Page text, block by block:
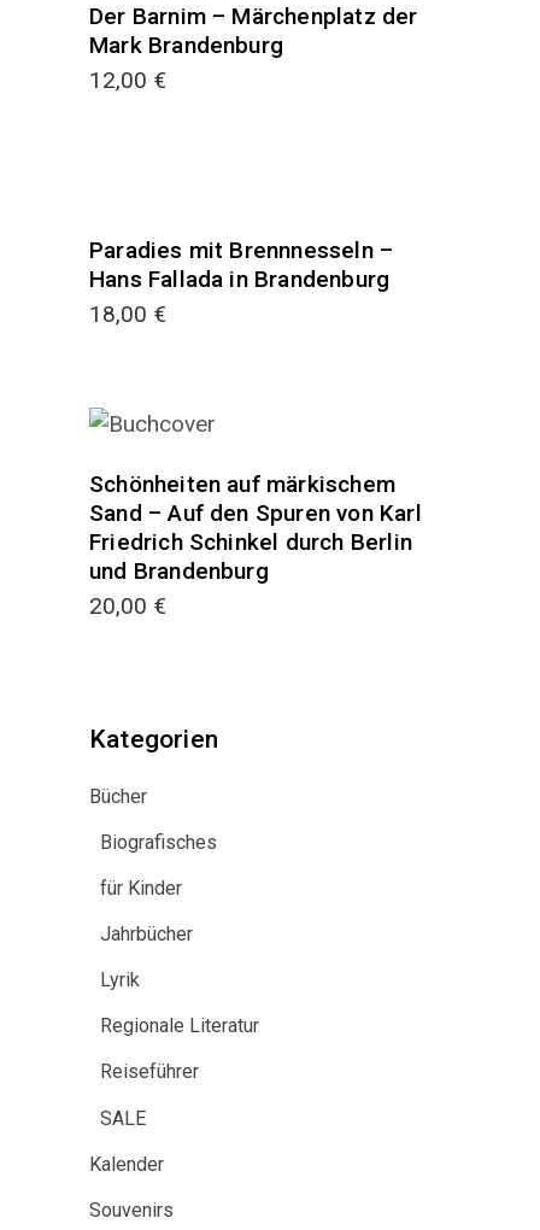
Der Barnim – Märchenplatz der
Mark Brandenburg
12,00 €
Paradies mit Brennnesseln –
Hans Fallada in Brandenburg
18,00 €
Schönheiten auf märkischem
Sand – Auf den Spuren von Karl
Friedrich Schinkel durch Berlin
und Brandenburg
20,00 €
Kategorien
Bücher
Biografisches
für Kinder
Jahrbücher
Lyrik
Regionale Literatur
Reiseführer
SALE
Kalender
Souvenirs